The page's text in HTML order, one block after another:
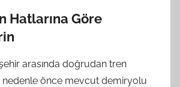
Hatlarına Göre
arasında doğrudan tren
nedenle önce mevcut demiryolu